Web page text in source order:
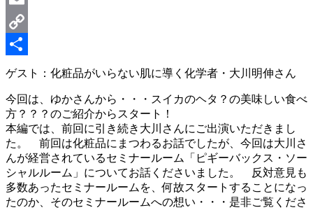
Email
Copy
Link
共
ゲスト：化粧品がいらない肌に導く化学者・大川明伸さん
今回は、ゆかさんから・・・スイカのヘタ？の美味しい食べ
方？？？のご紹介からスタート！
本編では、前回に引き続き大川さんにご出演いただきまし
た。 前回は化粧品にまつわるお話でしたが、今回は大川さ
んが経営されているセミナールーム「ピギーバックス・ソー
シャルルーム」についてお話くださいました。 反対意見も
多数あったセミナールームを、何故スタートすることになっ
たのか、そのセミナールームへの想い・・・是非ご覧くださ